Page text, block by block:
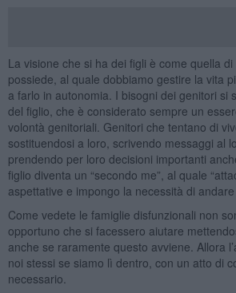
La visione che si ha dei figli è come quella
possiede, al quale dobbiamo gestire la vita
a farlo in autonomia. I bisogni dei genitori si
del figlio, che è considerato sempre un
volontà genitoriali. Genitori che tentano di
sostituendosi a loro, scrivendo messaggi al
prendendo per loro decisioni importanti
figlio diventa un “secondo me”, al quale
aspettative e impongo la necessità di andare
Come vedete le famiglie disfunzionali non
opportuno che si facessero aiutare
anche se raramente questo avviene. Allora
noi stessi se siamo lì dentro, con un atto di
necessario.